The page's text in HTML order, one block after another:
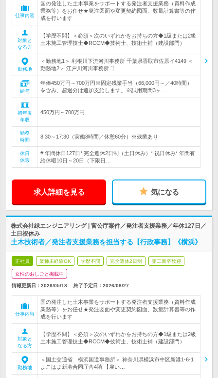
仕事内容
国の発注した土木事業をサポートする発注者支援業務（資料作成
業務等）をお任せ★発注図面や変更契約図面、数量計算書等の作
成を行います
対象と
なる方
【学歴不問】＜必須＞次のいずれかをお持ちの方◆1級または2級
土木施工管理技士◆RCCM◆技術士、技術士補（建設部門）
勤務地
＜勤務地1＞ 利根川下流河川事務所 千葉県香取市佐原イ4149 ＜
勤務地2＞ 江戸川河川事務所 千…
給与
年俸450万円～700万円※固定残業手当（66,000円～／40時間）
を含み、超過分は追加支給します。※試用期間3ヶ…
初年度
年収
450万円～700万円
勤務
時間
8:30～17:30（実働8時間／休憩60分）※残業あり
休日
休暇
# 年間休日127日* 完全週休2日制（土日休み）* 祝日休み* 年間有
給休暇10日～20日（下限日…
求人詳細を見る 気になる
株式会社緑エンジニアリング | 官公庁案件／発注者支援業務／年休127日／
土日祝休み
土木技術者／発注者支援業務を担当する【行政事務】《横浜》
正社員 業種未経験OK 学歴不問 完全週休2日制 第二新卒歓迎
女性のおしごと掲載中
情報更新日：2026/05/18 終了予定日： 2026/08/27
仕事内容
国の発注した土木事業をサポートする発注者支援業務（資料作成
業務等）をお任せ★発注図面や変更契約図面、数量計算書等の作
成を行います
対象と
なる方
【学歴不問】＜必須＞次のいずれかをお持ちの方◆1級または2級
土木施工管理技士◆RCCM◆技術士、技術士補（建設部門）
勤務地
＜国土交通省 横浜国道事務所＞ 神奈川県横浜市中区新港1-6-1
よこはま新港合同庁舎4階 【雇い…